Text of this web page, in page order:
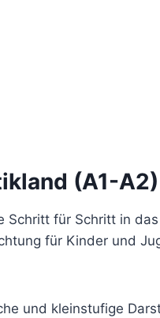
(A1-A2)
für Schritt in
für Kinder und
und kleinstufige